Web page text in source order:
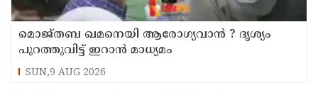
മൊജ്തബ ഖമനെയി ആരോഗ്യവാന്‍ ? ദൃശ്യം
പുറത്തുവിട്ട് ഇറാന്‍ മാധ്യമം
SUN,9 AUG 2026